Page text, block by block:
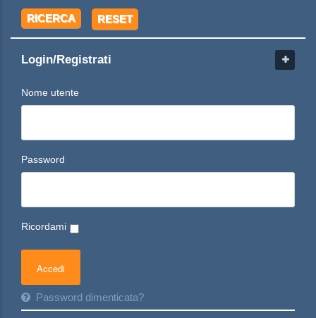
RICERCA RESET
Login/Registrati
Nome utente
Password
Ricordami
Password dimenticata?